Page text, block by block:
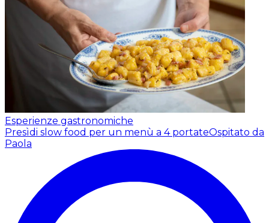
Esperienze gastronomiche
Presìdi slow food per un menù a 4 portateOspitato da
Paola